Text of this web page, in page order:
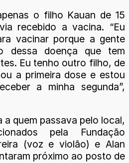
o filho Kauan de 15
recebido a vacina. “Eu
vacinar porque a gente
dessa doença que tem
Eu tenho outro filho, de
a primeira dose e estou
a minha segunda”,
a quem passava pelo local,
pela Fundação
(voz e violão) e Alan
próximo ao posto de